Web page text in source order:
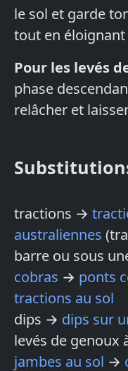
le sol et garde
tout en éloignant
Pour les levés
phase
relâcher et
tractions →
australiennes
barre ou sous
cobras → ponts
tractions au sol
dips → dips sur
levés de genoux
jambes au sol →